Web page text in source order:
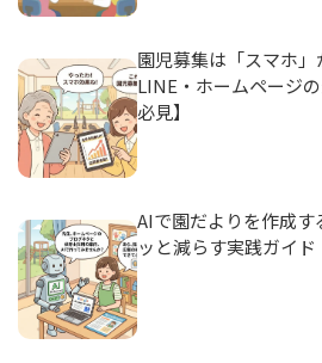
園児募集は「スマホ」
LINE・ホームページ
必見】
AIで園だよりを作成
ッと減らす実践ガイド